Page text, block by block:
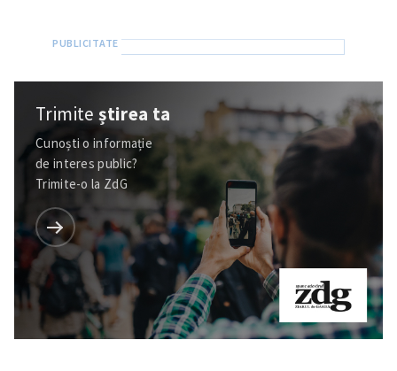
Trimite o informație
Despre ZdG
in English
на русском
Trimiteștirea ta
Cunoști o informație
de interes public?
Trimite-o la ZdG